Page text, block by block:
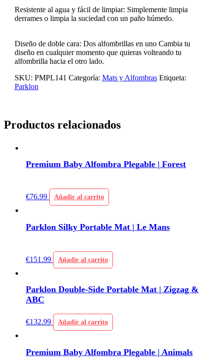
Resistente al agua y fácil de limpiar: Simplemente limpia
derrames o limpia la suciedad con un paño húmedo.
Diseño de doble cara: Dos alfombrillas en uno Cambia tu
diseño en cualquier momento que quieras volteando tu
alfombrilla hacia el otro lado.
SKU: PMPL141 Categoría: Mats y Alfombras Etiqueta:
Parklon
Productos relacionados
Premium Baby Alfombra Plegable | Forest
€76.99 Añadir al carrito
Parklon Silky Portable Mat | Le Mans
€151.99 Añadir al carrito
Parklon Double-Side Portable Mat | Zigzag &
ABC
€132.99 Añadir al carrito
Premium Baby Alfombra Plegable | Animals